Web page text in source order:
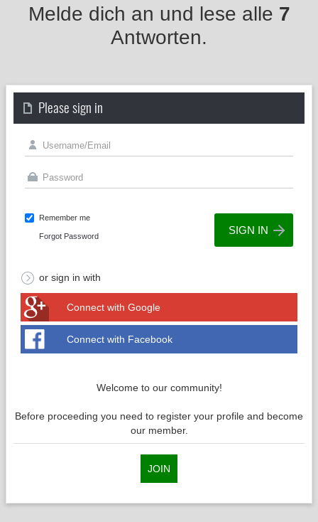
Melde dich an und lese alle 7
Antworten.
Please sign in
Remember me
Forgot Password
or sign in with
Connect with Google
Connect with Facebook
Welcome to our community!
Before proceeding you need to register your profile and become
our member.
JOIN